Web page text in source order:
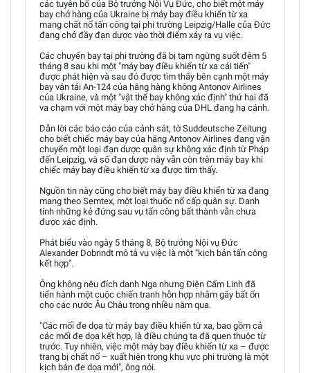
các tuyên bố của Bộ trưởng Nội Vụ Đức, cho biết một máy
bay chở hàng của Ukraine bị máy bay điều khiển từ xa
mang chất nổ tấn công tại phi trường Leipzig/Halle của Đức
đang chở đầy đạn dược vào thời điểm xảy ra vụ việc.
Các chuyến bay tại phi trường đã bị tạm ngừng suốt đêm 5
tháng 8 sau khi một "máy bay điều khiển từ xa cải tiến"
được phát hiện và sau đó được tìm thấy bên cạnh một máy
bay vận tải An-124 của hãng hàng không Antonov Airlines
của Ukraine, và một "vật thể bay không xác định" thứ hai đã
va chạm với một máy bay chở hàng của DHL đang hạ cánh.
Dẫn lời các báo cáo của cảnh sát, tờ Suddeutsche Zeitung
cho biết chiếc máy bay của hãng Antonov Airlines đang vận
chuyển một loại đạn dược quân sự không xác định từ Pháp
đến Leipzig, và số đạn dược này vẫn còn trên máy bay khi
chiếc máy bay điều khiển từ xa được tìm thấy.
Nguồn tin này cũng cho biết máy bay điều khiển từ xa đang
mang theo Semtex, một loại thuốc nổ cấp quân sự. Danh
tính những kẻ đứng sau vụ tấn công bất thành vẫn chưa
được xác định.
Phát biểu vào ngày 5 tháng 8, Bộ trưởng Nội vụ Đức
Alexander Dobrindt mô tả vụ việc là một "kịch bản tấn công
kết hợp".
Ông không nêu đích danh Nga nhưng Điện Cẩm Linh đã
tiến hành một cuộc chiến tranh hỗn hợp nhằm gây bất ổn
cho các nước Âu Châu trong nhiều năm qua.
"Các mối đe dọa từ máy bay điều khiển từ xa, bao gồm cả
các mối đe dọa kết hợp, là điều chúng ta đã quen thuộc từ
trước. Tuy nhiên, việc một máy bay điều khiển từ xa – được
trang bị chất nổ – xuất hiện trong khu vực phi trường là một
kịch bản đe dọa mới", ông nói.